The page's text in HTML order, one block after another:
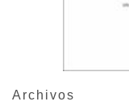
Archivos